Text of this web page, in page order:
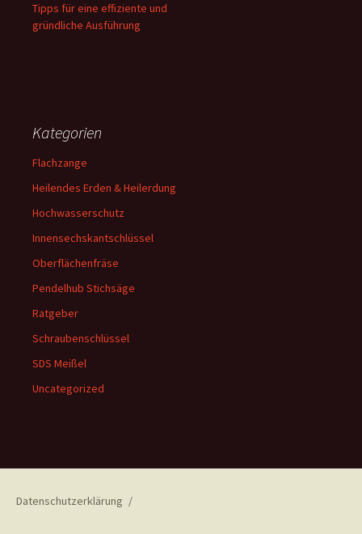
Tipps für eine effiziente und
gründliche Ausführung
Kategorien
Flachzange
Heilendes Erden & Heilerdung
Hochwasserschutz
Innensechskantschlüssel
Oberflächenfräse
Pendelhub Stichsäge
Ratgeber
Schraubenschlüssel
SDS Meißel
Uncategorized
Datenschutzerklärung